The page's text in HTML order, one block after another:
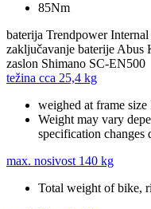
85Nm
baterija Trendpower
zaključavanje baterije Abus
zaslon Shimano SC-EN500
težina cca 25,4 kg
weighed at frame size
Weight may vary
specification changes
max. nosivost 140 kg
Total weight of bike,